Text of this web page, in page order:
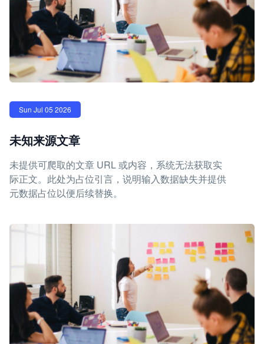
Sun Jul 05 2026
未知来源文章
未提供可爬取的文章 URL 或内容，系统无法获取实
际正文。此处为占位引言，说明输入数据缺失并提供
元数据占位以便后续替换。